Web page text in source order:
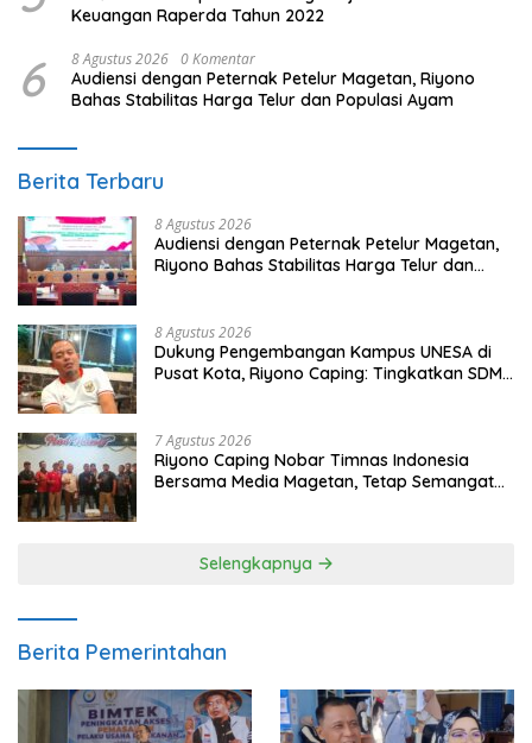
Keuangan Raperda Tahun 2022
6 8 Agustus 2026 0 Komentar
Audiensi dengan Peternak Petelur Magetan, Riyono
Bahas Stabilitas Harga Telur dan Populasi Ayam
Berita Terbaru
8 Agustus 2026
Audiensi dengan Peternak Petelur Magetan,
Riyono Bahas Stabilitas Harga Telur dan
8 Agustus 2026
Dukung Pengembangan Kampus UNESA di
Pusat Kota, Riyono Caping: Tingkatkan SDM
7 Agustus 2026
Riyono Caping Nobar Timnas Indonesia
Bersama Media Magetan, Tetap Semangat
Selengkapnya
Berita Pemerintahan